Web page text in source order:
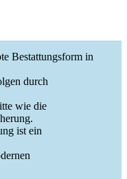
Bestattungsform in
durch
wie die
ist ein